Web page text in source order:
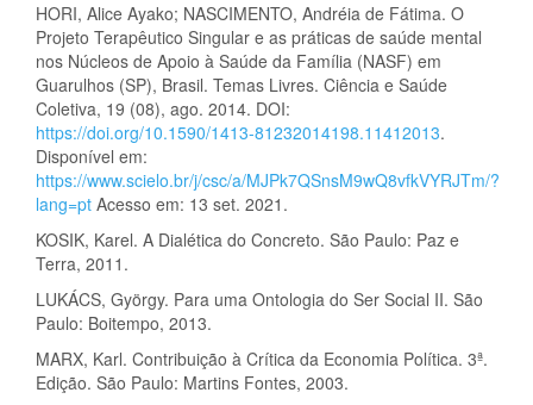
HORI, Alice Ayako; NASCIMENTO, Andréia de Fátima. O
Projeto Terapêutico Singular e as práticas de saúde mental
nos Núcleos de Apoio à Saúde da Família (NASF) em
Guarulhos (SP), Brasil. Temas Livres. Ciência e Saúde
Coletiva, 19 (08), ago. 2014. DOI:
https://doi.org/10.1590/1413-81232014198.11412013.
Disponível em:
https://www.scielo.br/j/csc/a/MJPk7QSnsM9wQ8vfkVYRJTm/?
lang=pt Acesso em: 13 set. 2021.
KOSIK, Karel. A Dialética do Concreto. São Paulo: Paz e
Terra, 2011.
LUKÁCS, György. Para uma Ontologia do Ser Social II. São
Paulo: Boitempo, 2013.
MARX, Karl. Contribuição à Crítica da Economia Política. 3ª.
Edição. São Paulo: Martins Fontes, 2003.